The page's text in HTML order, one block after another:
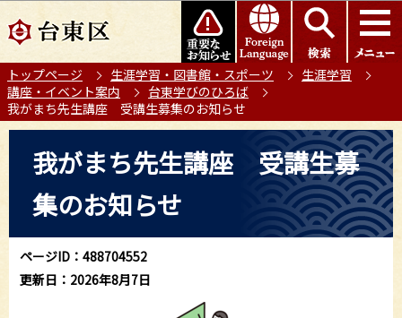
の
ー
ジ
の
このページの本文へ移動
トップページ 生涯学習・図書館・スポーツ
生涯学習
講座・イベント案内
台東学びのひろば
我がまち先生講座 受講生募集のお知らせ
ら
我がまち先生講座 受講生募
集のお知らせ
ページID：488704552
更新日：2026年8月7日